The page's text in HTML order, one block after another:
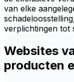
van elke
verplichtingen tot
Websites
producten